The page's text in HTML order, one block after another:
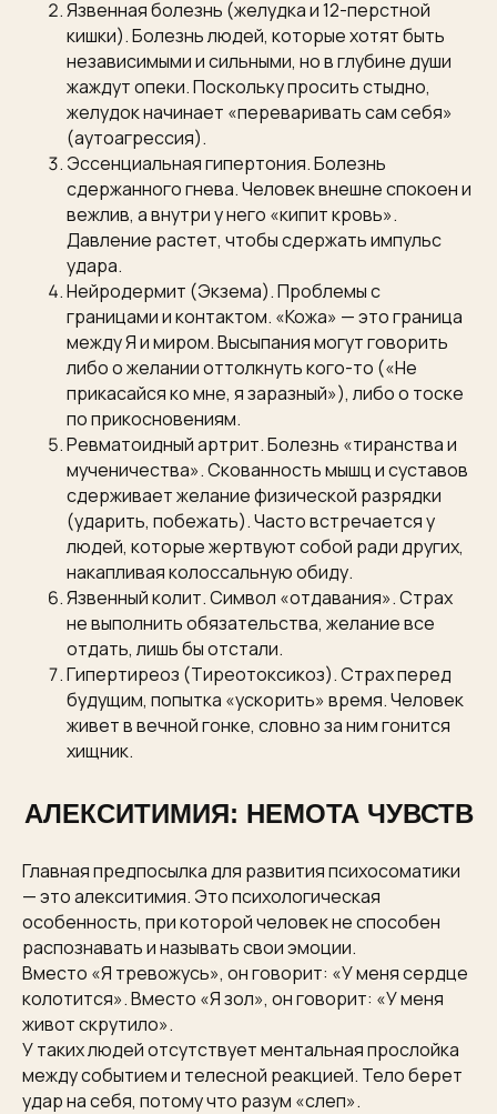
Язвенная болезнь (желудка и 12-перстной
кишки). Болезнь людей, которые хотят быть
независимыми и сильными, но в глубине души
жаждут опеки. Поскольку просить стыдно,
желудок начинает «переваривать сам себя»
(аутоагрессия).
Эссенциальная гипертония. Болезнь
сдержанного гнева. Человек внешне спокоен и
вежлив, а внутри у него «кипит кровь».
Давление растет, чтобы сдержать импульс
удара.
Нейродермит (Экзема). Проблемы с
границами и контактом. «Кожа» — это граница
между Я и миром. Высыпания могут говорить
либо о желании оттолкнуть кого-то («Не
прикасайся ко мне, я заразный»), либо о тоске
по прикосновениям.
Ревматоидный артрит. Болезнь «тиранства и
мученичества». Скованность мышц и суставов
сдерживает желание физической разрядки
(ударить, побежать). Часто встречается у
людей, которые жертвуют собой ради других,
накапливая колоссальную обиду.
Язвенный колит. Символ «отдавания». Страх
не выполнить обязательства, желание все
отдать, лишь бы отстали.
Гипертиреоз (Тиреотоксикоз). Страх перед
будущим, попытка «ускорить» время. Человек
живет в вечной гонке, словно за ним гонится
хищник.
АЛЕКСИТИМИЯ: НЕМОТА ЧУВСТВ
Главная предпосылка для развития психосоматики
— это алекситимия. Это психологическая
особенность, при которой человек не способен
распознавать и называть свои эмоции.
Вместо «Я тревожусь», он говорит: «У меня сердце
колотится». Вместо «Я зол», он говорит: «У меня
живот скрутило».
У таких людей отсутствует ментальная прослойка
между событием и телесной реакцией. Тело берет
удар на себя, потому что разум «слеп».